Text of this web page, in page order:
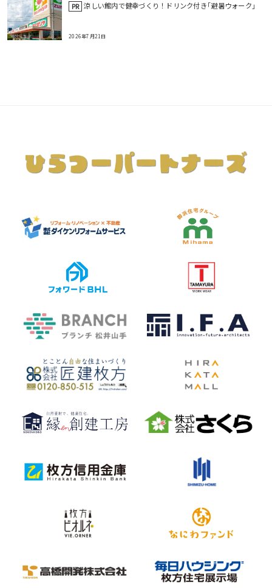
PR 涼しい館内で健幸づくり！ドリンク付き｢避暑ウォーク｣
2026年7月21日